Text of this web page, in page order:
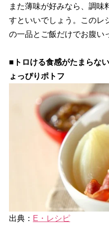
また薄味が好みなら、調味
すといいでしょう。このレ
の一品とご飯だけでお腹い
■トロける食感がたまらな
ょっぴりポトフ
出典： E・レシピ